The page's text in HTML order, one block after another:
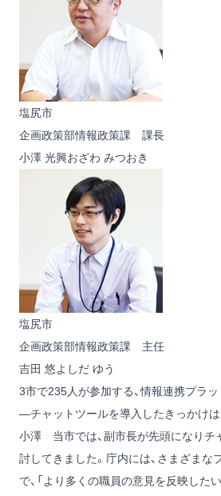
塩尻市
企画政策部情報政策課 課長
小澤 光興おざわ みつおき
塩尻市
企画政策部情報政策課 主任
吉田 悠よしだ ゆう
3市で235人が参加する、情報連携プラ
―チャットツールを導入したきっかけは
小澤 当市では、副市長が先頭になりチ
討してきました。庁内には、さまざまな
で、「より多くの職員の意見を反映した